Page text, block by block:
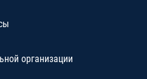
организации